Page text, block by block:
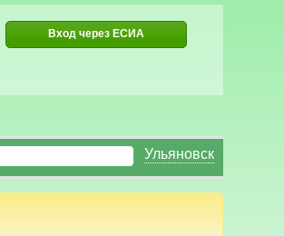
Вход через ЕСИА
Ульяновск